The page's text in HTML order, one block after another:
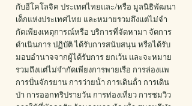
กับอีโคโลจิค ประเทศไทยและ/หรือ มูลนิธิพัฒนา
เด็กแห่งประเทศไทย และหมายรวมถึงแต่ไม่จํา
กัดเพียงเหตุการณ์หรือ บริการที่จัดหามา จัดการ
ดําเนินการ ปฏิบัติ ได้รับการสนับสนุน หรือได้รับ
มอบอํานาจจากผู้ได้รับการ ยกเว้น และจะหมาย
รวมถึงแต่ไม่จํากัดเพียงการพายเรือ การล่องแพ
การปั่นจักรยาน การว่ายน้ํา การเดินถ้ํา การเดิน
ป่า การออกทริปรายวัน การท่องเที่ยว การชมวิว